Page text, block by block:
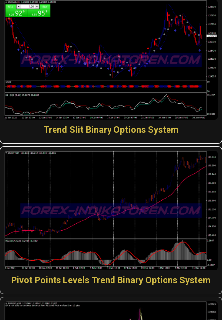
Trend Slit Binary Options System
Pivot Points Levels Trend Binary Options System